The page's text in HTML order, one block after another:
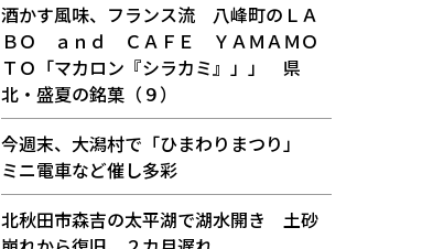
酒かす風味、フランス流 八峰町のＬＡ
ＢＯ ａｎｄ ＣＡＦＥ ＹＡＭＡＭＯ
ＴＯ「マカロン『シラカミ』」」 県
北・盛夏の銘菓（９）
今週末、大潟村で「ひまわりまつり」
ミニ電車など催し多彩
北秋田市森吉の太平湖で湖水開き 土砂